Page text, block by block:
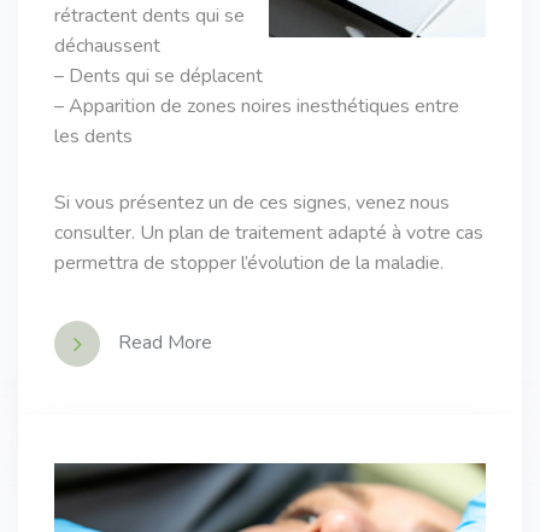
rétractent dents qui se
déchaussent
– Dents qui se déplacent
– Apparition de zones noires inesthétiques entre
les dents
Si vous présentez un de ces signes, venez nous
consulter. Un plan de traitement adapté à votre cas
permettra de stopper l’évolution de la maladie.
Read More